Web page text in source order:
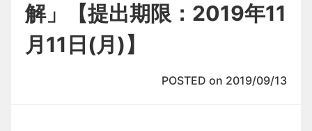
解」【提出期限：2019年11
月11日(月)】
POSTED on 2019/09/13